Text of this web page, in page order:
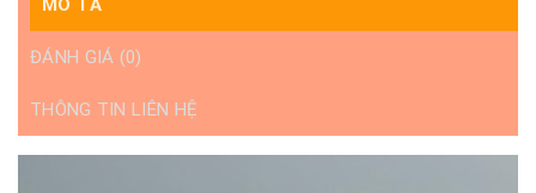
MÔ TẢ
ĐÁNH GIÁ (0)
THÔNG TIN LIÊN HỆ